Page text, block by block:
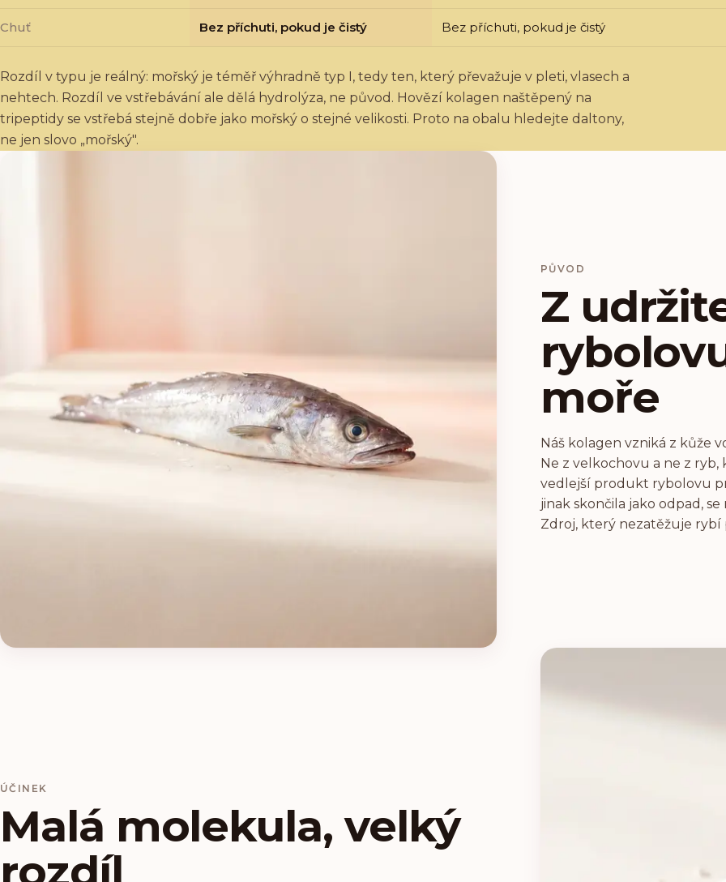
Chuť Bez příchuti, pokud je čistý Bez příchuti, pokud je čistý
Rozdíl v typu je reálný: mořský je téměř výhradně typ I, tedy ten, který převažuje v pleti, vlasech a
nehtech. Rozdíl ve vstřebávání ale dělá hydrolýza, ne původ. Hovězí kolagen naštěpený na
tripeptidy se vstřebá stejně dobře jako mořský o stejné velikosti. Proto na obalu hledejte daltony,
ne jen slovo „mořský".
PŮVOD
Z
moře
Náš kolagen vzniká z kůže
Ne z velkochovu a ne z
vedlejší produkt rybolovu
jinak skončila jako odpad,
Zdroj, který nezatěžuje rybí
ÚČINEK
Malá molekula, velký
rozdíl